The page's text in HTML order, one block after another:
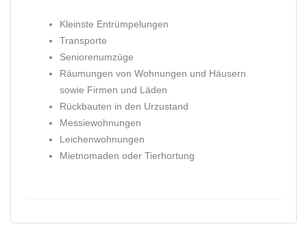
Kleinste Entrümpelungen
Transporte
Seniorenumzüge
Räumungen von Wohnungen und Häusern
sowie Firmen und Läden
Rückbauten in den Urzustand
Messiewohnungen
Leichenwohnungen
Mietnomaden oder Tierhortung